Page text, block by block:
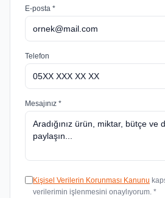
E-posta *
Telefon
Mesajınız *
Kişisel Verilerin Korunması Kanunu
verilerimin işlenmesini onaylıyorum. *